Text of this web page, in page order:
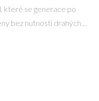
které se generace po
bez nutnosti drahých
vašeho domova.